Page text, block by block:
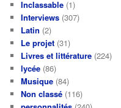
Inclassable (1)
Interviews (307)
Latin (2)
Le projet (31)
Livres et littérature (224)
lycée (86)
Musique (84)
Non classé (116)